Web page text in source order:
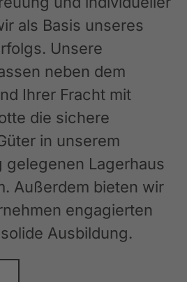
als Basis unseres
Unsere
neben dem
Ihrer Fracht mit
die sichere
in unserem
Lagerhaus
Außerdem bieten wir
engagierten
Ausbildung.